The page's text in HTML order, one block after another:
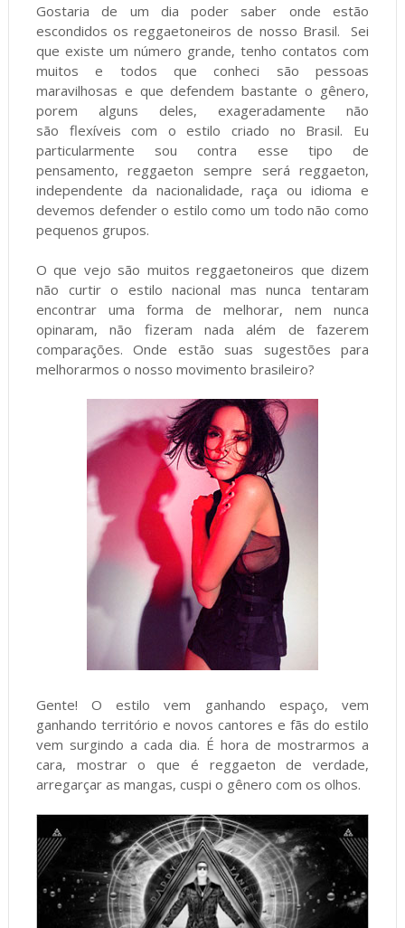
Gostaria de um dia poder saber onde estão
escondidos os reggaetoneiros de nosso Brasil. Sei
que existe um número grande, tenho contatos com
muitos e todos que conheci são pessoas
maravilhosas e que defendem bastante o gênero,
porem alguns deles, exageradamente não
são flexíveis com o estilo criado no Brasil. Eu
particularmente sou contra esse tipo de
pensamento, reggaeton sempre será reggaeton,
independente da nacionalidade, raça ou idioma e
devemos defender o estilo como um todo não como
pequenos grupos.
O que vejo são muitos reggaetoneiros que dizem
não curtir o estilo nacional mas nunca tentaram
encontrar uma forma de melhorar, nem nunca
opinaram, não fizeram nada além de fazerem
comparações. Onde estão suas sugestões para
melhorarmos o nosso movimento brasileiro?
Gente! O estilo vem ganhando espaço, vem
ganhando território e novos cantores e fãs do estilo
vem surgindo a cada dia. É hora de mostrarmos a
cara, mostrar o que é reggaeton de verdade,
arregarçar as mangas, cuspi o gênero com os olhos.